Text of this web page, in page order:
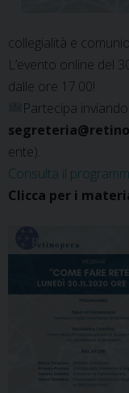
collegialità e
L’evento online del
dalle ore 17.00!
Partecipa
ente).
Consulta il
Clicca per i